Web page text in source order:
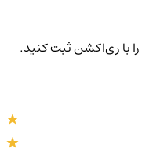
با ری‌اکشن ثبت کنید.